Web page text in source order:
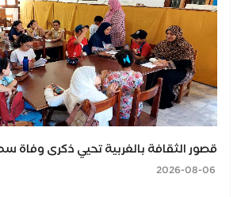
قصور الثقافة بالغربية تحيي ذكرى وفاة